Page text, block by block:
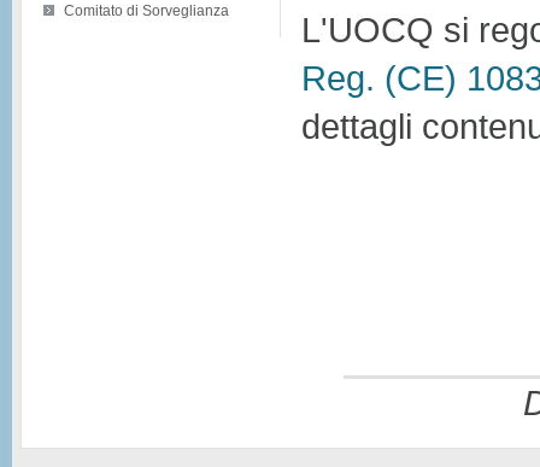
Comitato di Sorveglianza
L'UOCQ si
Reg. (CE)
dettagli